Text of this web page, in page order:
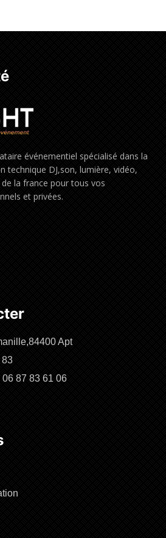
événementiel spécialisé dans la
technique DJ,son, lumière, vidéo,
la france pour tous vos
et privées.
Apt
83
87 83 61 06